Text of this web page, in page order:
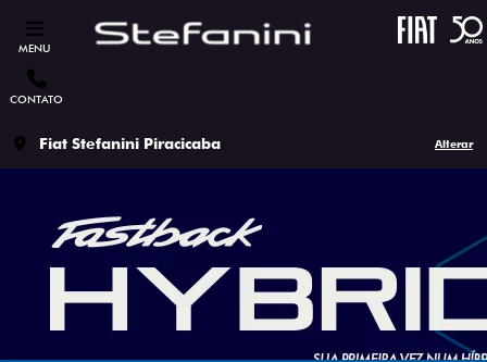
MENU
CONTATO
Fiat Stefanini Piracicaba Alterar